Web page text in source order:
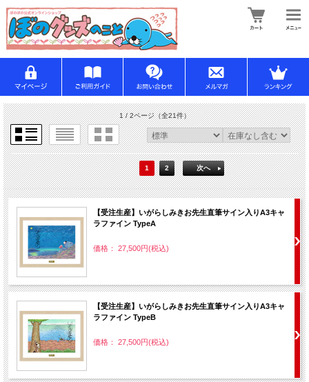
1 / 2ページ（全21件）
1 2 次へ
【受注生産】いがらしみきお先生直筆サイン入りA3キャ
ラファイン TypeA
価格： 27,500円(税込)
【受注生産】いがらしみきお先生直筆サイン入りA3キャ
ラファイン TypeB
価格： 27,500円(税込)